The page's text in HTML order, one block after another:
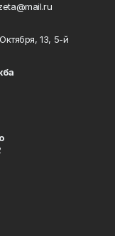
13, 5-й